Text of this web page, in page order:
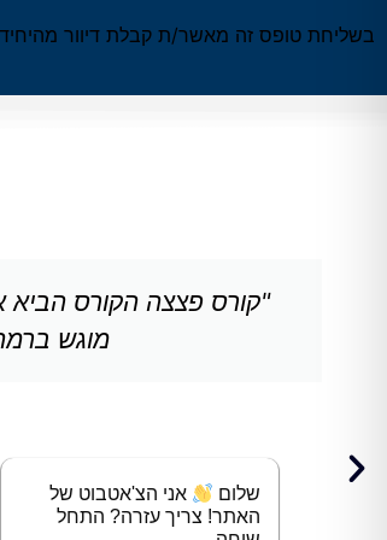
בשליחת טופס זה מאשר/ת קבלת דיוור
"קורס פצצה הקורס הביא
מוגש
שלום
אני הצ'אטבוט של
האתר! צריך עזרה? התחל